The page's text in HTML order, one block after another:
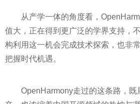
从产学一体的角度看，
值大，正在得到更广泛的学界支持，
构利用这一机会完成技术探索，也非
把握时代机遇。
OpenHarmony走过的这条路，既